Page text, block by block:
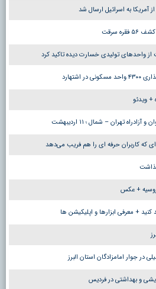
سرقت
از واحدهای تولیدی خسارت دیده تاکید کرد
+ ویدئو
تهران – شمال ؛ ١١ اردیبهشت
که کاربران حرفه ای را هم فریب می‌دهد
روسیه + عکس
کنید + معرفی ابزارها و اپلیکیشن ها
و بهداشتی در فردیس